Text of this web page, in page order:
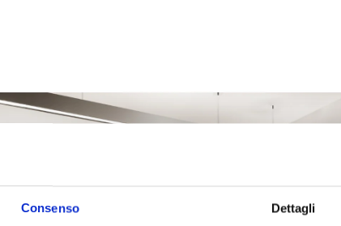
Consenso Dettagli